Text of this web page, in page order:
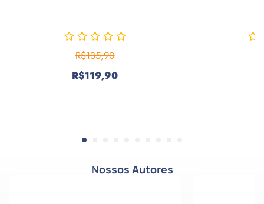
R$135,90
R$119,90
Nossos Autores